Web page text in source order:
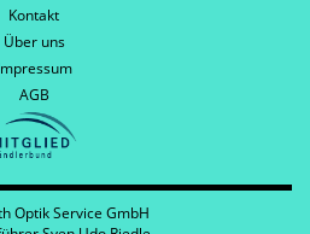
Kontakt
Über uns
AGB
Optik Service GmbH